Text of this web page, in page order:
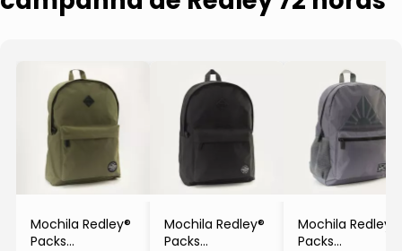
Mochila Redley®
Packs
Mochila Redley®
Packs
Mochila Redley®
Packs